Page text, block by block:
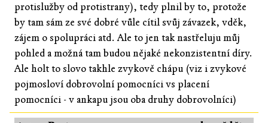
protislužby od protistrany), tedy plnil by to, protože
by tam sám ze své dobré vůle cítil svůj závazek, vděk,
zájem o spolupráci atd. Ale to jen tak nastřeluju můj
pohled a možná tam budou nějaké nekonzistentní díry.
Ale holt to slovo takhle zvykově chápu (viz i zvykové
pojmosloví dobrovolní pomocníci vs placení
pomocníci - v ankapu jsou oba druhy dobrovolníci)